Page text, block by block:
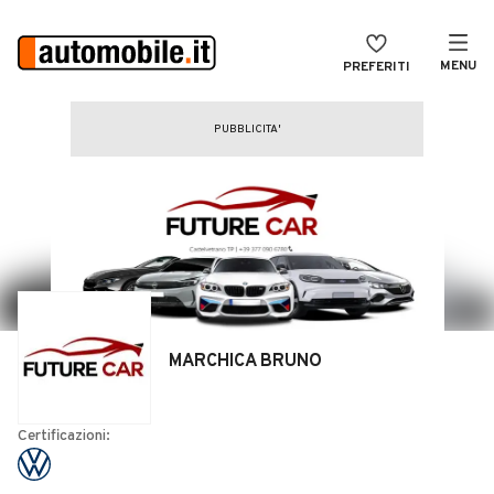
PREFERITI MENU
CERCA
Auto Nuove
Noleggio a lungo termine
Auto d'epoca
Camper
MARCHICA BRUNO
Certificazioni: